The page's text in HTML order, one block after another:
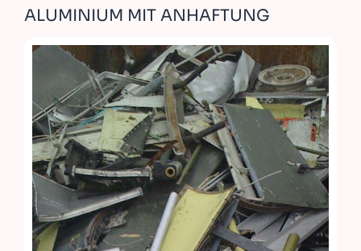
ALUMINIUM MIT ANHAFTUNG